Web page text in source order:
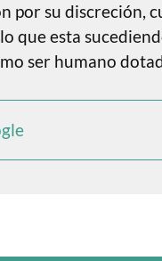
por su discreción,
esta
ser humano